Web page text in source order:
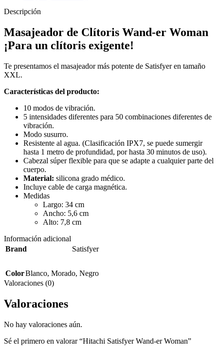
Descripción
Masajeador de Clítoris Wand-er Woman
¡Para un clítoris exigente!
Te presentamos el masajeador más potente de Satisfyer en tamaño
XXL.
Características del producto:
10 modos de vibración.
5 intensidades diferentes para 50 combinaciones diferentes de
vibración.
Modo susurro.
Resistente al agua. (Clasificación IPX7, se puede sumergir
hasta 1 metro de profundidad, por hasta 30 minutos de uso).
Cabezal súper flexible para que se adapte a cualquier parte del
cuerpo.
Material: silicona grado médico.
Incluye cable de carga magnética.
Medidas
Largo: 34 cm
Ancho: 5,6 cm
Alto: 7,8 cm
Información adicional
Brand
Satisfyer
ColorBlanco, Morado, Negro
Valoraciones (0)
Valoraciones
No hay valoraciones aún.
Sé el primero en valorar “Hitachi Satisfyer Wand-er Woman”